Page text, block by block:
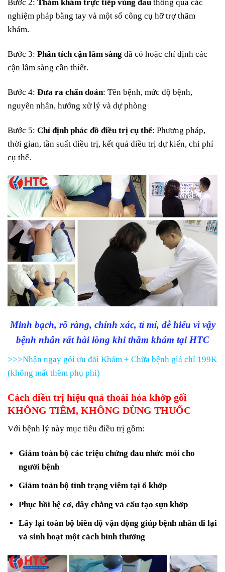
Bước 2: Thăm khám trực tiếp vùng đau thông qua các
nghiệm pháp bằng tay và một số công cụ hỡ trợ thăm
khám.
Bước 3: Phân tích cận lâm sàng đã có hoặc chỉ định các
cận lâm sàng cần thiết.
Bước 4: Đưa ra chẩn đoán: Tên bệnh, mức độ bệnh,
nguyên nhân, hướng xử lý và dự phòng
Bước 5: Chỉ định phác đồ điều trị cụ thể: Phương pháp,
thời gian, tần suất điều trị, kết quả điều trị dự kiến, chi phí
cụ thể.
Minh bạch, rõ ràng, chính xác, tỉ mỉ, dễ hiểu vì vậy
bệnh nhân rất hài lòng khi thăm khám tại HTC
>>>Nhận ngay gói ưu đãi Khám + Chữa bệnh giá chỉ 199K
(không mất thêm phụ phí)
Cách điều trị hiệu quả thoái hóa khớp gối
KHÔNG TIÊM, KHÔNG DÙNG THUỐC
Với bệnh lý này mục tiêu điều trị gồm:
Giảm toàn bộ các triệu chứng đau nhức mỏi cho
người bệnh
Giảm toàn bộ tình trạng viêm tại ổ khớp
Phục hồi hệ cơ, dây chằng và cấu tạo sụn khớp
Lấy lại toàn bộ biên độ vận động giúp bệnh nhân đi lại
và sinh hoạt một cách bình thường